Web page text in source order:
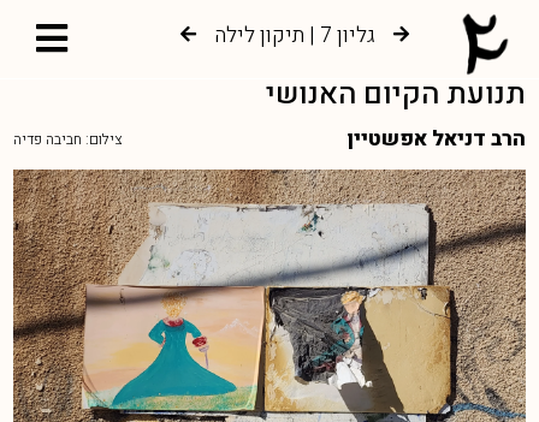
גליון 7 | תיקון לילה
תנועת הקיום האנושי
הרב דניאל אפשטיין צילום: חביבה פדיה